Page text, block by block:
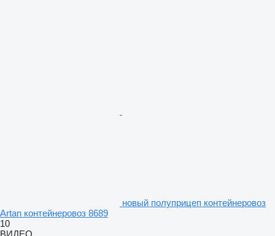
новый полуприцеп контейнеровоз
Artan контейнеровоз 8689
10
ВИДЕО